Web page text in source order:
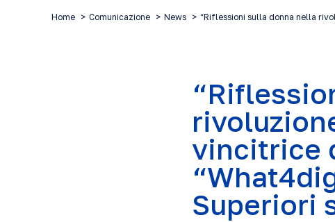
Home Comunicazione News “Riflessioni sulla donna nella
vincitrice
Superiori